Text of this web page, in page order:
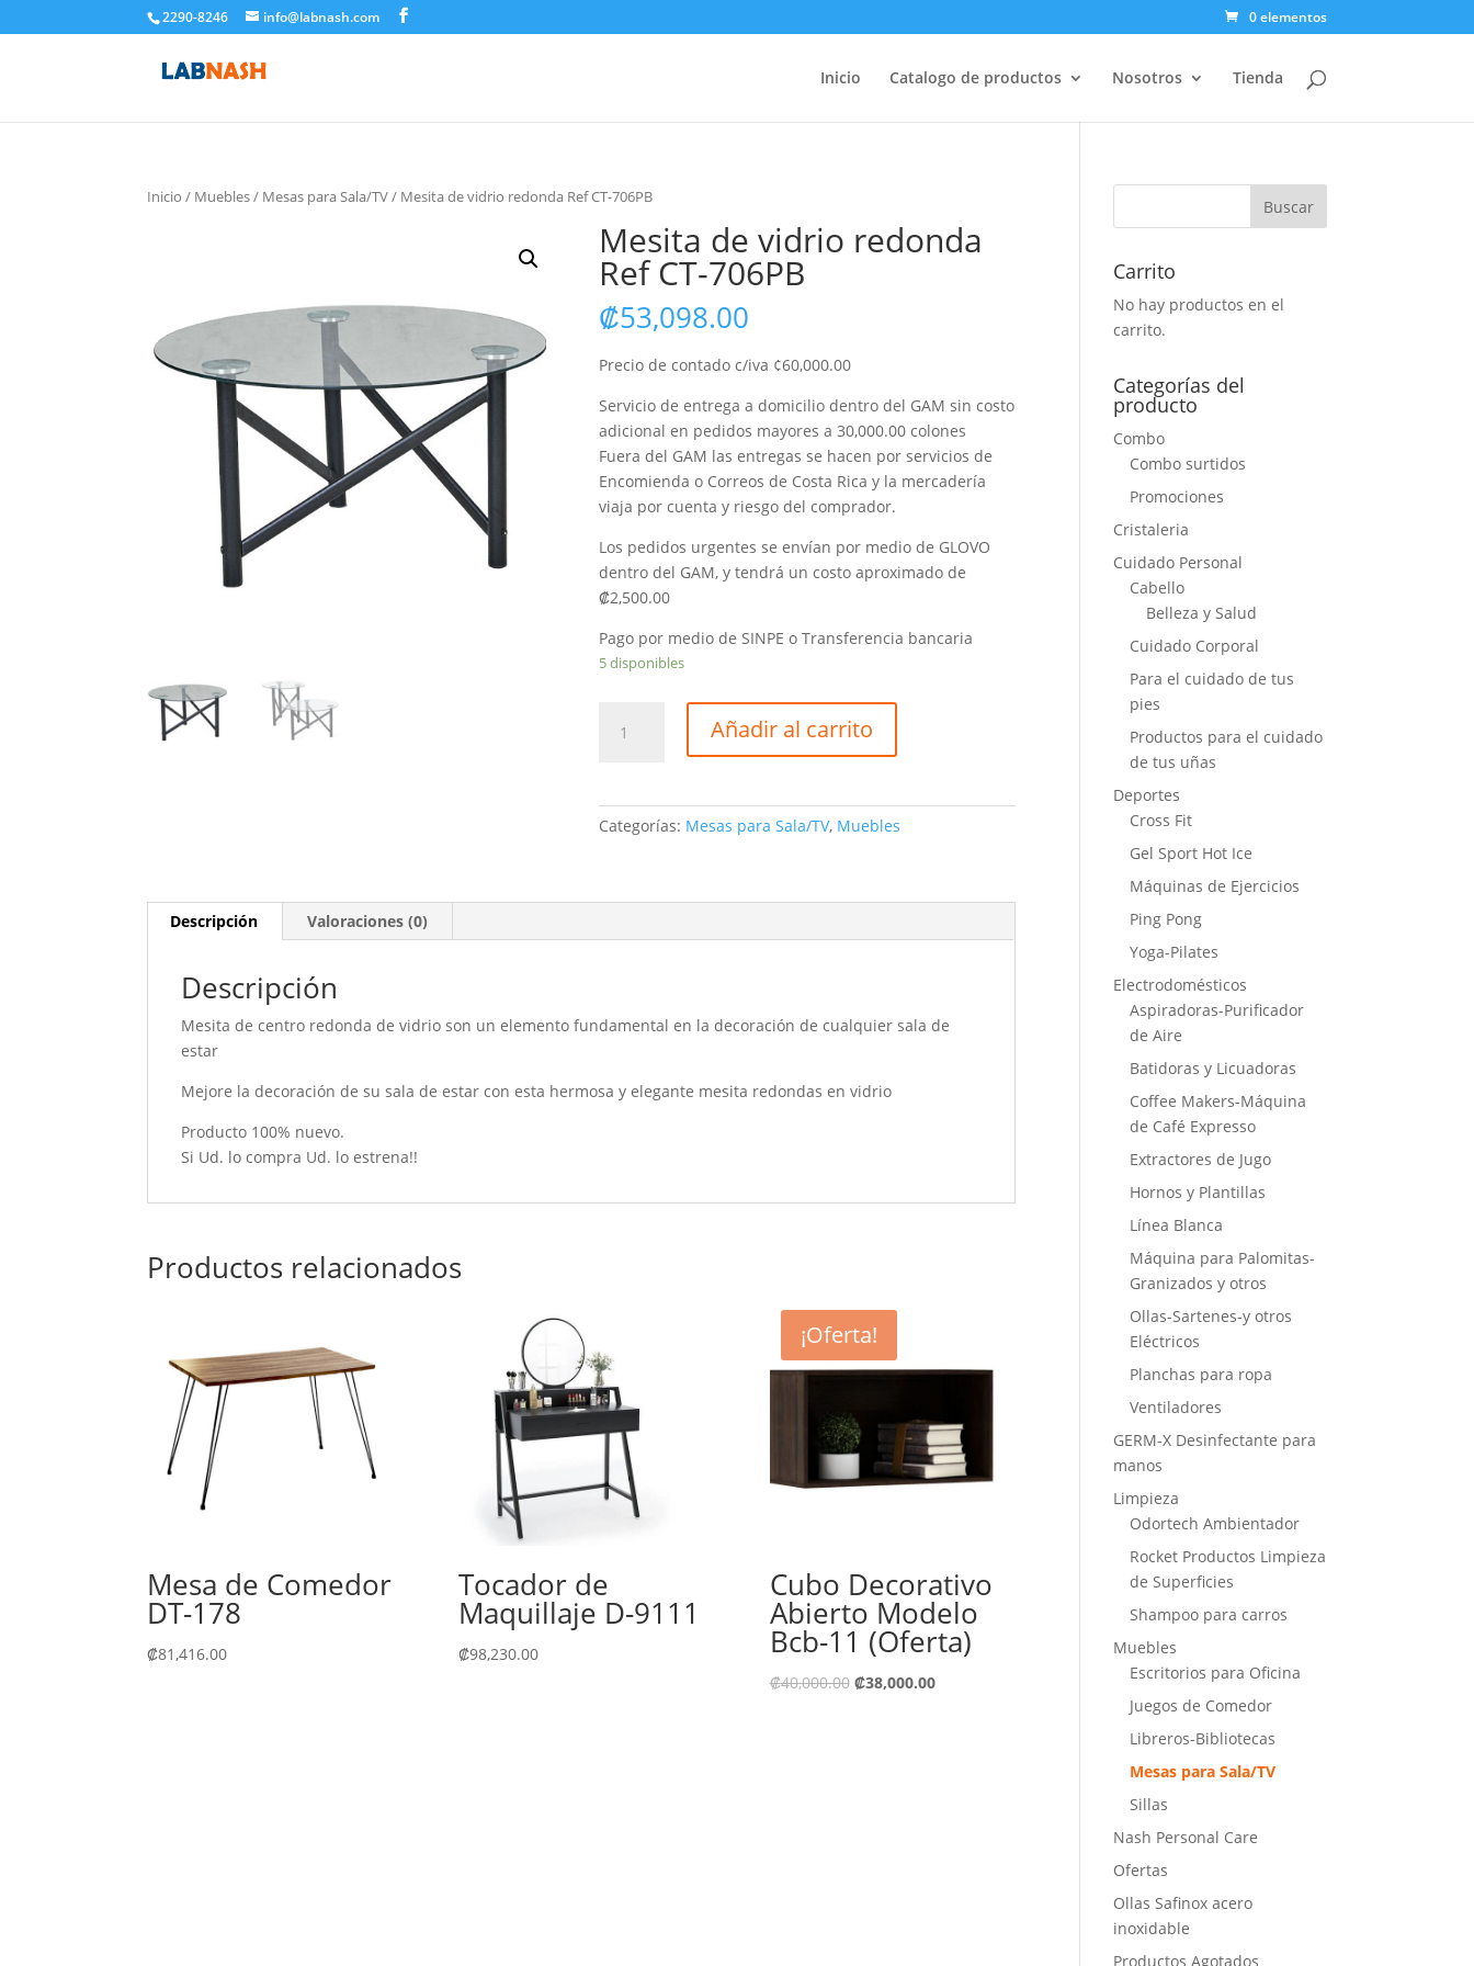
2290-8246 info@labnash.com 0 elementos
Inicio Catalogo de productos Nosotros Tienda
Inicio / Muebles/ Mesas para Sala/TV/ Mesita de vidrio redonda Ref CT-706PB
Mesita de vidrio redonda
Ref CT-706PB
₡53,098.00
Precio de contado c/iva ¢60,000.00
Servicio de entrega a domicilio dentro del GAM sin costo
adicional en pedidos mayores a 30,000.00 colones
Fuera del GAM las entregas se hacen por servicios de
Encomienda o Correos de Costa Rica y la mercadería
viaja por cuenta y riesgo del comprador.
Los pedidos urgentes se envían por medio de GLOVO
dentro del GAM, y tendrá un costo aproximado de
₡2,500.00
Pago por medio de SINPE o Transferencia bancaria
5 disponibles
Añadir al carrito
Categorías: Mesas para Sala/TV, Muebles
Descripción Valoraciones (0)
Descripción
Mesita de centro redonda de vidrio son un elemento fundamental en la decoración de cualquier sala de
estar
Mejore la decoración de su sala de estar con esta hermosa y elegante mesita redondas en vidrio
Producto 100% nuevo.
Si Ud. lo compra Ud. lo estrena!!
Productos relacionados
Mesa de Comedor
DT-178
₡81,416.00
Tocador de
Maquillaje D-9111
₡98,230.00
¡Oferta!
Cubo Decorativo
Abierto Modelo
Bcb-11 (Oferta)
₡40,000.00 ₡38,000.00
Carrito
No hay productos en el
carrito.
Categorías del
producto
Combo
Combo surtidos
Promociones
Cristaleria
Cuidado Personal
Cabello
Belleza y Salud
Cuidado Corporal
Para el cuidado de tus
pies
Productos para el cuidado
de tus uñas
Deportes
Cross Fit
Gel Sport Hot Ice
Máquinas de Ejercicios
Ping Pong
Yoga-Pilates
Electrodomésticos
Aspiradoras-Purificador
de Aire
Batidoras y Licuadoras
Coffee Makers-Máquina
de Café Expresso
Extractores de Jugo
Hornos y Plantillas
Línea Blanca
Máquina para Palomitas-
Granizados y otros
Ollas-Sartenes-y otros
Eléctricos
Planchas para ropa
Ventiladores
GERM-X Desinfectante para
manos
Limpieza
Odortech Ambientador
Rocket Productos Limpieza
de Superficies
Shampoo para carros
Muebles
Escritorios para Oficina
Juegos de Comedor
Libreros-Bibliotecas
Mesas para Sala/TV
Sillas
Nash Personal Care
Ofertas
Ollas Safinox acero
inoxidable
Productos Agotados